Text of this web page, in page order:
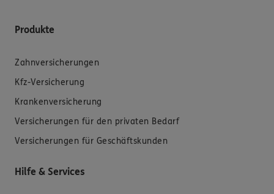
Produkte
Zahnversicherungen
Kfz-Versicherung
Krankenversicherung
Versicherungen für den privaten Bedarf
Versicherungen für Geschäftskunden
Hilfe & Services